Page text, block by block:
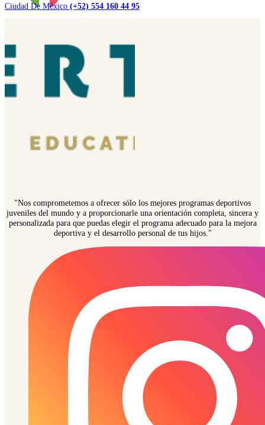
Ciudad De México (+52) 554 160 44 95
"Nos comprometemos a ofrecer sólo los mejores programas deportivos
juveniles del mundo y a proporcionarle una orientación completa, sincera y
personalizada para que puedas elegir el programa adecuado para la mejora
deportiva y el desarrollo personal de tus hijos."